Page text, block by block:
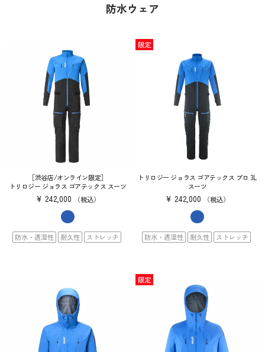
防水ウェア
［渋谷店/オンライン限定］
トリロジー ジョラス ゴアテックス スーツ
¥ 242,000 税込
防水・透湿性 耐久性 ストレッチ
トリロジー ジョラス ゴアテックス プロ 3L
スーツ
¥ 242,000 税込
限定
防水・透湿性 耐久性 ストレッチ
限定